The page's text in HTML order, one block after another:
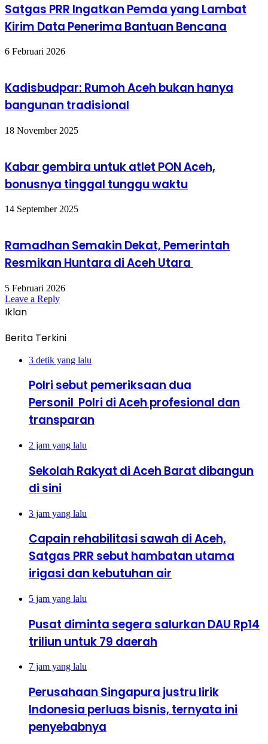
Satgas PRR Ingatkan Pemda yang Lambat
Kirim Data Penerima Bantuan Bencana
6 Februari 2026
Kadisbudpar: Rumoh Aceh bukan hanya
bangunan tradisional
18 November 2025
Kabar gembira untuk atlet PON Aceh,
bonusnya tinggal tunggu waktu
14 September 2025
Ramadhan Semakin Dekat, Pemerintah
Resmikan Huntara di Aceh Utara
5 Februari 2026
Leave a Reply
Iklan
Berita Terkini
3 detik yang lalu
Polri sebut pemeriksaan dua
Personil Polri di Aceh profesional dan
transparan
2 jam yang lalu
Sekolah Rakyat di Aceh Barat dibangun
di sini
3 jam yang lalu
Capain rehabilitasi sawah di Aceh,
Satgas PRR sebut hambatan utama
irigasi dan kebutuhan air
5 jam yang lalu
Pusat diminta segera salurkan DAU Rp14
triliun untuk 79 daerah
7 jam yang lalu
Perusahaan Singapura justru lirik
Indonesia perluas bisnis, ternyata ini
penyebabnya